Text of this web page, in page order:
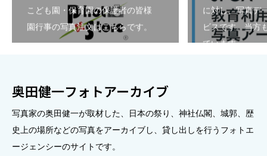
こども園・保育園の保護者の皆様
園行事の写真注文はこちらです。
に対し、写真デ
ビスです。当方
ています。
奥田健一フォトアーカイブ
写真家の奥田健一が取材した、日本の祭り、神社仏閣、城郭、歴
史上の場所などの写真をアーカイブし、貸し出しを行うフォトエ
ージェンシーのサイトです。